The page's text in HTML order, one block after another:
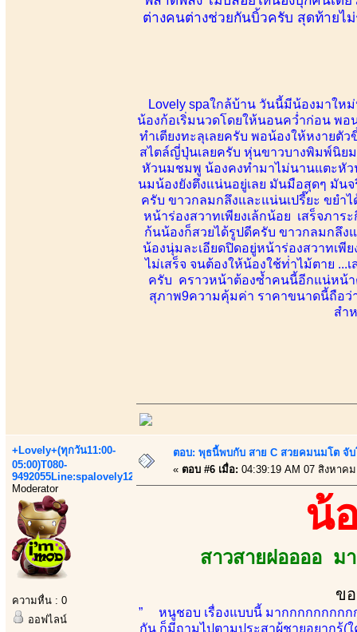
ต่างคนต่างช่วยกันบิ้วครับ สุดท้ายไ
Lovely spaใกล้บ้าน วันนี้มีน้องมาให
น้องก้อเริ่มนวดโดยให้นอนคว่ำก่อน พ
ทำเตียงทะลุเลยครับ พอน้องให้หงายตั
สไตล์ญี่ปุ่นเลยครับ หุ่นขาวบางพิมพ์นิย
หัวนมชมพู น้องคงทำมาไม่นานแตะหั
นมน้องยังตึงแน่นอยู่เลย มันมือสุดๆ มัน
ครับ ขาวกลมกลึงและแน่นเปรี๊ยะ ขยำ
หน้าร่องสวาทเพียงเล้กน้อย เสร็จภา
ก้นน้องก็สวยได้รูปดีครับ ขาวกลมกลึง
น้องนุ่มละเอียดปิดอยู่หน้าร่องสวาทเพี
ไม่เสร็จ จนต้องให้น้องใช้ท่่าไม้ตาย
ครับ คราวหน้าต้องซ้ำคนนี้อีกแน่หน้า
สุภาพ9ความคุ้มค่า ราคาขนาดนี้ถือว่
สำ
+Lovely+(ทุกวัน11:00-
05:00)T080-
9492055Line:spalovely123
Moderator
ความหื่น : 0
ออฟไลน์
ตอบ: พุธนี้พบกับ สาย C สวยคมนมโต จั
« ตอบ #6 เมื่อ: 04:39:19 AM 07 สิงหาค
น้
สาวสายฝออออ
ข
” หนูชอบ เรื่องแบบนี้ มากกกกกกกกก
กัน ก็มีถามไปตามประสาผู้ชายอยากรู้(